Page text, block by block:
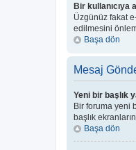
Bir kullanıcıya
Üzgünüz fakat
edilmesini
Başa dön
Mesaj
Yeni bir başlık
Bir foruma yeni
başlık
Başa dön